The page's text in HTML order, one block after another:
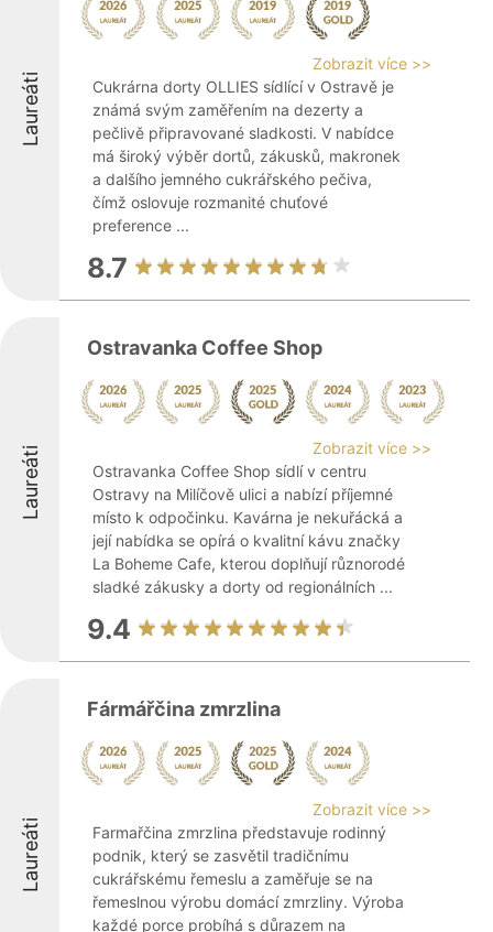
Laureáti
Zobrazit více >>
Cukrárna dorty OLLIES sídlící v Ostravě je
známá svým zaměřením na dezerty a
pečlivě připravované sladkosti. V nabídce
má široký výběr dortů, zákusků, makronek
a dalšího jemného cukrářského pečiva,
čímž oslovuje rozmanité chuťové
preference ...
8.7
Laureáti
Ostravanka Coffee Shop
Zobrazit více >>
Ostravanka Coffee Shop sídlí v centru
Ostravy na Milíčově ulici a nabízí příjemné
místo k odpočinku. Kavárna je nekuřácká a
její nabídka se opírá o kvalitní kávu značky
La Boheme Cafe, kterou doplňují různorodé
sladké zákusky a dorty od regionálních ...
9.4
Laureáti
Fármářčina zmrzlina
Zobrazit více >>
Farmařčina zmrzlina představuje rodinný
podnik, který se zasvětil tradičnímu
cukrářskému řemeslu a zaměřuje se na
řemeslnou výrobu domácí zmrzliny. Výroba
každé porce probíhá s důrazem na